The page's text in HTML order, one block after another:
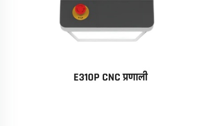
E310P CNC प्रणाली